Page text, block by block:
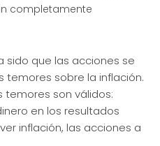
completamente
sido que las acciones se
sobre la inflación.
temores son válidos:
en los resultados
inflación, las acciones a